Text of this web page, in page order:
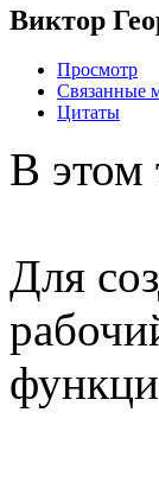
Виктор
Просмотр
Связанные
Цитаты
В этом
Для